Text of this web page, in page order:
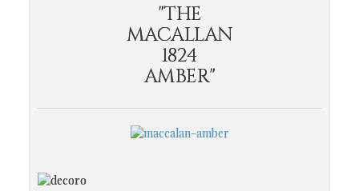
"THE
MACALLAN
1824
AMBER"